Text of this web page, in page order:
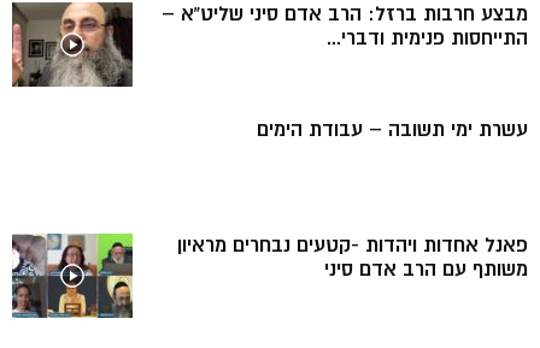
מבצע חרבות ברזל: הרב אדם סיני שליט”א –
התייחסות פנימית ודברי...
עשרת ימי תשובה – עבודת הימים
פאנל אחדות ויהדות -קטעים נבחרים מראיון
משותף עם הרב אדם סיני